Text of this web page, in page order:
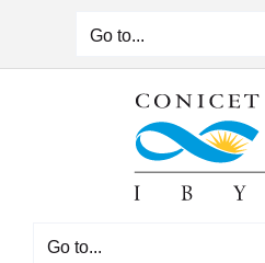
content
Go to...
Go to...